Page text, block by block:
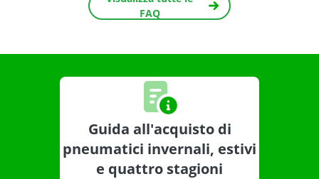
FAQ
Guida all'acquisto di
pneumatici invernali, estivi
e quattro stagioni